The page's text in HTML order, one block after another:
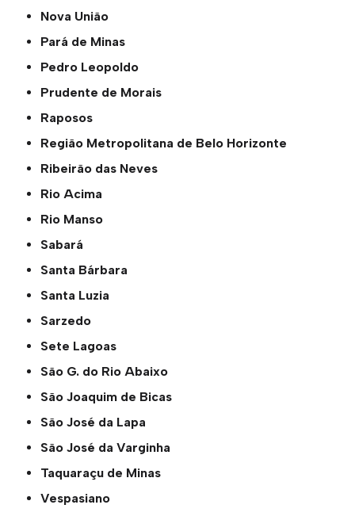
Nova União
Pará de Minas
Pedro Leopoldo
Prudente de Morais
Raposos
Região Metropolitana de Belo Horizonte
Ribeirão das Neves
Rio Acima
Rio Manso
Sabará
Santa Bárbara
Santa Luzia
Sarzedo
Sete Lagoas
São G. do Rio Abaixo
São Joaquim de Bicas
São José da Lapa
São José da Varginha
Taquaraçu de Minas
Vespasiano